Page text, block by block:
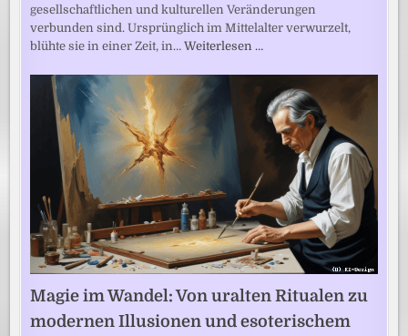
gesellschaftlichen und kulturellen Veränderungen
verbunden sind. Ursprünglich im Mittelalter verwurzelt,
blühte sie in einer Zeit, in…Weiterlesen …
Magie im Wandel: Von uralten Ritualen zu
modernen Illusionen und esoterischem